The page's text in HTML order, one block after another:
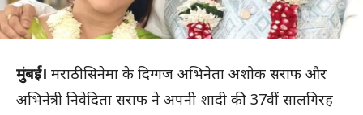
मुंबई। मराठी सिनेमा के दिग्गज अभिनेता अशोक सराफ और
अभिनेत्री निवेदिता सराफ ने अपनी शादी की 37वीं सालगिरह